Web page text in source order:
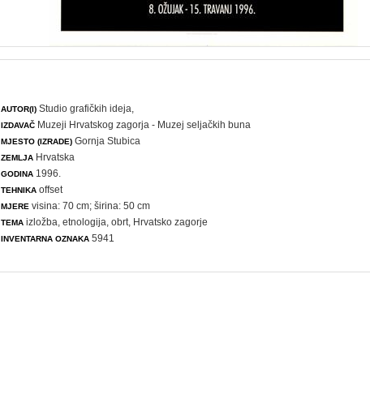
AUTOR(I) Studio grafičkih ideja,
IZDAVAČ Muzeji Hrvatskog zagorja - Muzej seljačkih buna
MJESTO (IZRADE) Gornja Stubica
ZEMLJA Hrvatska
GODINA 1996.
TEHNIKA offset
MJERE visina: 70 cm; širina: 50 cm
TEMA izložba ,etnologija ,obrt , Hrvatsko zagorje
INVENTARNA OZNAKA 5941